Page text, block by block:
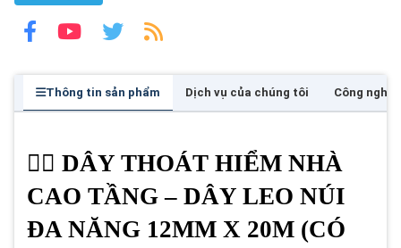
Thông tin sản phẩm Dịch vụ của chúng tôi Công nghệ
🧗‍♂️ DÂY THOÁT HIỂM NHÀ
CAO TẦNG – DÂY LEO NÚI
ĐA NĂNG 12MM X 20M (CÓ